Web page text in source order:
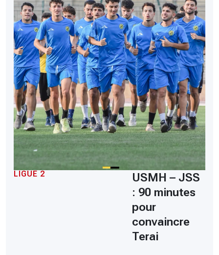
LIGUE 2
USMH – JSS
: 90 minutes
pour
convaincre
Terai